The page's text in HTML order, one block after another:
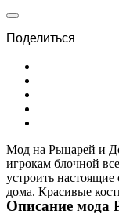
Мод на Рыцарей и
игрокам блочной
устроить
дома. Красивые
Описание мода